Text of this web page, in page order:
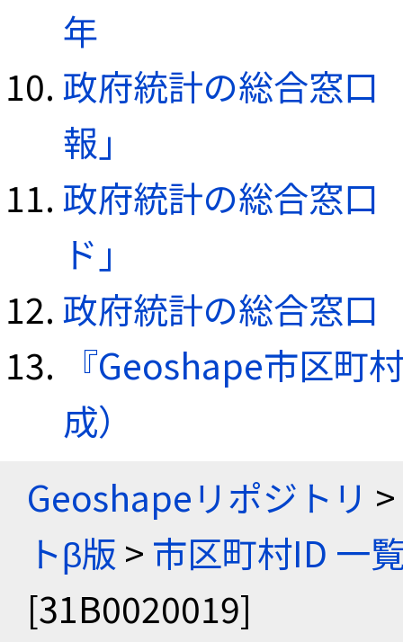
年
政府統計の総合窓口
報」
政府統計の総合窓口
ド」
政府統計の総合窓口
『Geoshape市区町
成）
Geoshapeリポジトリ >
トβ版 > 市区町村ID 一
[31B0020019]